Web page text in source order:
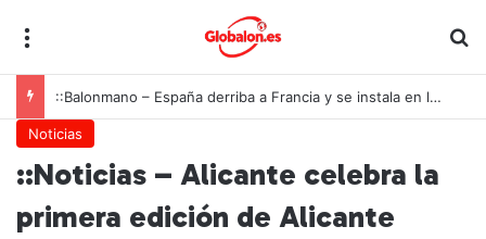
::Balonmano – España derriba a Francia y se instala en las semifinales del Europeo juvenil
Noticias
::Noticias – Alicante celebra la
primera edición de Alicante